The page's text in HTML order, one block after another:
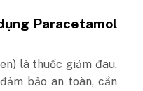
Paracetamol
là thuốc giảm đau,
bảo an toàn, cần